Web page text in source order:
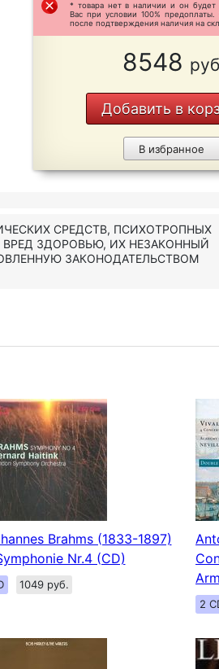
* товара нет в наличии и он будет
Вас при условии 100% предоплаты.
после подтверждения наличия на
8548
Добавить в
В избранное
СРЕДСТВ, ПСИХОТРОПНЫХ
ЗДОРОВЬЮ, ИХ НЕЗАКОННЫЙ
ЗАКОНОДАТЕЛЬСТВОМ
Brahms (1833-1897)
Nr.4 (CD)
1049 руб.
2